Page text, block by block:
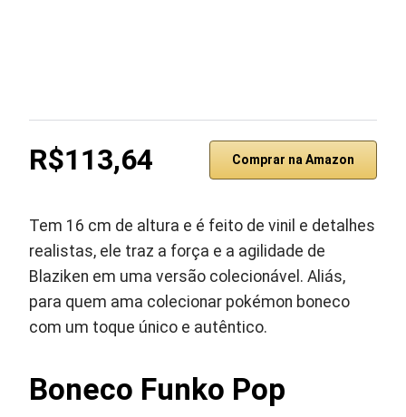
R$113,64 Comprar na Amazon
Tem 16 cm de altura e é feito de vinil e detalhes
realistas, ele traz a força e a agilidade de
Blaziken em uma versão colecionável. Aliás,
para quem ama colecionar pokémon boneco
com um toque único e autêntico.
Boneco Funko Pop